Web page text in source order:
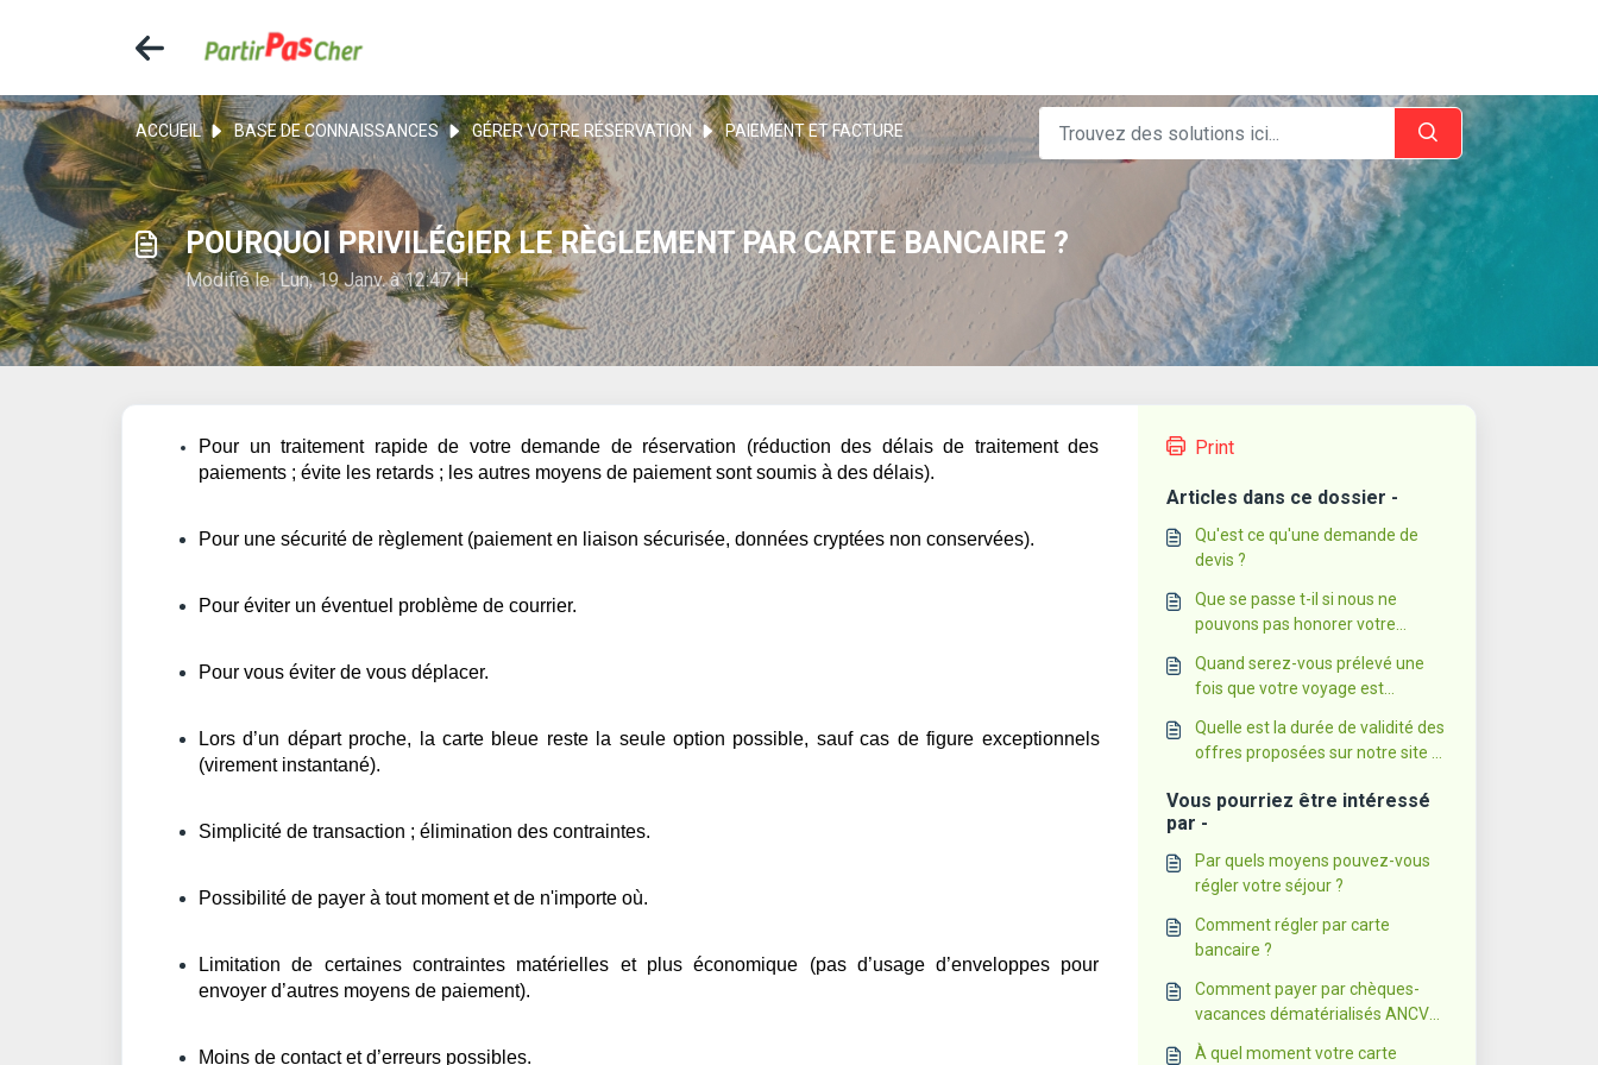
ACCUEIL BASE DE CONNAISSANCES GÉRER VOTRE RÉSERVATION PAIEMENT ET FACTURE
POURQUOI PRIVILÉGIER LE RÈGLEMENT PAR CARTE BANCAIRE ?
Modifié le Lun, 19 Janv. à 12:47 H
Pour un traitement rapide de votre demande de réservation (réduction des délais de traitement des
paiements ; évite les retards ; les autres moyens de paiement sont soumis à des délais).
Pour une sécurité de règlement (paiement en liaison sécurisée, données cryptées non conservées).
Pour éviter un éventuel problème de courrier.
Pour vous éviter de vous déplacer.
Lors d’un départ proche, la carte bleue reste la seule option possible, sauf cas de figure exceptionnels
(virement instantané).
Simplicité de transaction ; élimination des contraintes.
Possibilité de payer à tout moment et de n'importe où.
Limitation de certaines contraintes matérielles et plus économique (pas d’usage d’enveloppes pour
envoyer d’autres moyens de paiement).
Moins de contact et d’erreurs possibles.
Print
Articles dans ce dossier -
Qu'est ce qu'une demande de
devis ?
Que se passe t-il si nous ne
pouvons pas honorer votre
Quand serez-vous prélevé une
fois que votre voyage est
Quelle est la durée de validité des
offres proposées sur notre site ?
évoluent-ils ?
Vous pourriez être intéressé
par -
Par quels moyens pouvez-vous
régler votre séjour ?
Comment régler par carte
bancaire ?
Comment payer par chèques-
vacances dématérialisés ANCV
Connect ?
À quel moment votre carte